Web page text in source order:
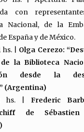
con
Nacional, de la
España y de México.
hs. | Olga Cerezo:
la Biblioteca
desde la
(Argentina)
hs. | Frederic
de